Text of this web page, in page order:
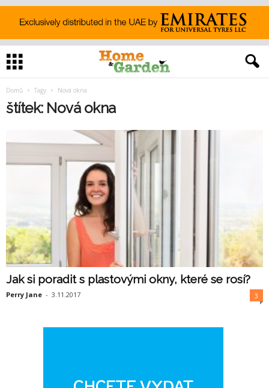
Domů Tagy Nová okna
štítek: Nová okna
Jak si poradit s plastovými okny, které se rosí?
Perry Jane - 3.11.2017 3